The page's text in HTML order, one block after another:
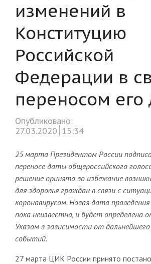
изменений в
Конституцию
Российской
Федерации в
переносом его
Опубликовано:
27.03.2020 15:34
25 марта Президентом России
переносе даты общероссийского
решение принято во избежание
для здоровья граждан в связи с
коронавирусом. Новая дата
пока неизвестна, и будет определена
Указом в зависимости от
событий.
27 марта ЦИК России принято